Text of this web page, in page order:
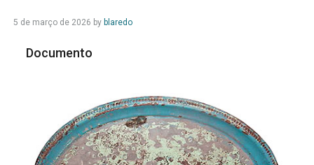
5 de março de 2026 by blaredo
Documento